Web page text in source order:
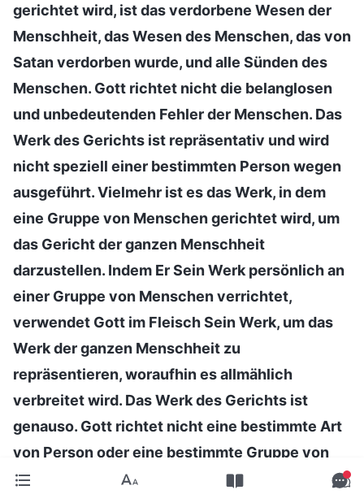
gerichtet wird, ist das verdorbene Wesen der
Menschheit, das Wesen des Menschen, das von
Satan verdorben wurde, und alle Sünden des
Menschen. Gott richtet nicht die belanglosen
und unbedeutenden Fehler der Menschen. Das
Werk des Gerichts ist repräsentativ und wird
nicht speziell einer bestimmten Person wegen
ausgeführt. Vielmehr ist es das Werk, in dem
eine Gruppe von Menschen gerichtet wird, um
das Gericht der ganzen Menschheit
darzustellen. Indem Er Sein Werk persönlich an
einer Gruppe von Menschen verrichtet,
verwendet Gott im Fleisch Sein Werk, um das
Werk der ganzen Menschheit zu
repräsentieren, woraufhin es allmählich
verbreitet wird. Das Werk des Gerichts ist
genauso. Gott richtet nicht eine bestimmte Art
von Person oder eine bestimmte Gruppe von
Menschen, sondern Er richtet die